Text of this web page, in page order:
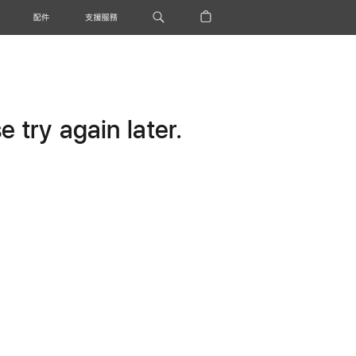
配件 支援服務
try again later.